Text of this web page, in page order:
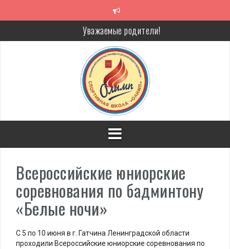
Уважаемые родители!
Алкоголь — путь в никуда
Решение спора без суда
Проголосуй за объекты благоустройства!
Всероссийские юниорские
соревнования по бадминтону
«Белые ночи»
С 5 по 10 июня в г. Гатчина Ленинградской области
проходили Всероссийские юниорские соревнования по